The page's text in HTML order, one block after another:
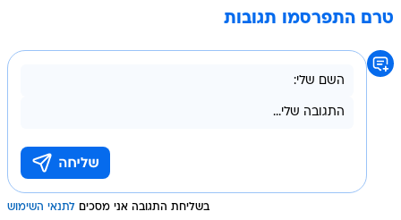
טרם התפרסמו תגובות
בשליחת התגובה אני מסכים לתנאי השימוש